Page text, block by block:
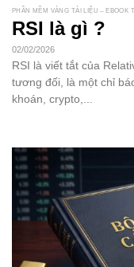
PHẦN MỀM VÀNG TÀI LIỆU – EBOOK
RSI là gì ?
02/02/2026
RSI là viết tắt của
tương đối, là một chỉ
khoán, crypto,...